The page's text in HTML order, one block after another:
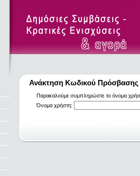
Ανάκτηση Κωδικού Πρόσβασης
Παρακαλούμε συμπληρώστε το όνομα
Όνομα χρήστη: